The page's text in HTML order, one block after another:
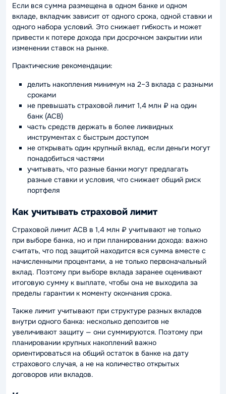
Если вся сумма размещена в одном банке и одном
вкладе, вкладчик зависит от одного срока, одной ставки и
одного набора условий. Это снижает гибкость и может
привести к потере дохода при досрочном закрытии или
изменении ставок на рынке.
Практические рекомендации:
делить накопления минимум на 2–3 вклада с разными
сроками
не превышать страховой лимит 1,4 млн ₽ на один
банк (АСВ)
часть средств держать в более ликвидных
инструментах с быстрым доступом
не открывать один крупный вклад, если деньги могут
понадобиться частями
учитывать, что разные банки могут предлагать
разные ставки и условия, что снижает общий риск
портфеля
Как учитывать страховой лимит
Страховой лимит АСВ в 1,4 млн ₽ учитывают не только
при выборе банка, но и при планировании дохода: важно
считать, что под защитой находится вся сумма вместе с
начисленными процентами, а не только первоначальный
вклад. Поэтому при выборе вклада заранее оценивают
итоговую сумму к выплате, чтобы она не выходила за
пределы гарантии к моменту окончания срока.
Также лимит учитывают при структуре разных вкладов
внутри одного банка: несколько депозитов не
увеличивают защиту — они суммируются. Поэтому при
планировании крупных накоплений важно
ориентироваться на общий остаток в банке на дату
страхового случая, а не на количество открытых
договоров или вкладов.